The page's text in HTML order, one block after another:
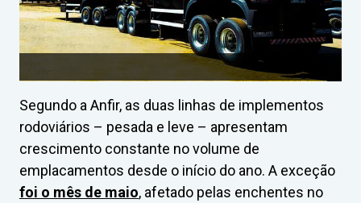
Segundo a Anfir, as duas linhas de implementos
rodoviários – pesada e leve – apresentam
crescimento constante no volume de
emplacamentos desde o início do ano. A exceção
foi o mês de maio, afetado pelas enchentes no